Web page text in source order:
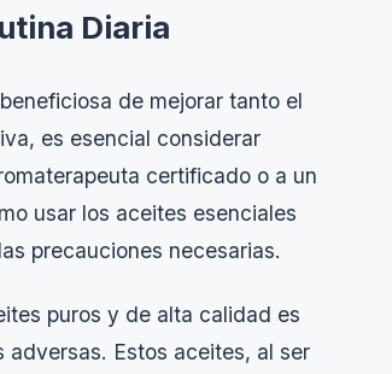
Diaria
de mejorar tanto el
es esencial considerar
certificado o a un
usar los aceites esenciales
precauciones necesarias.
puros y de alta calidad es
Estos aceites, al ser